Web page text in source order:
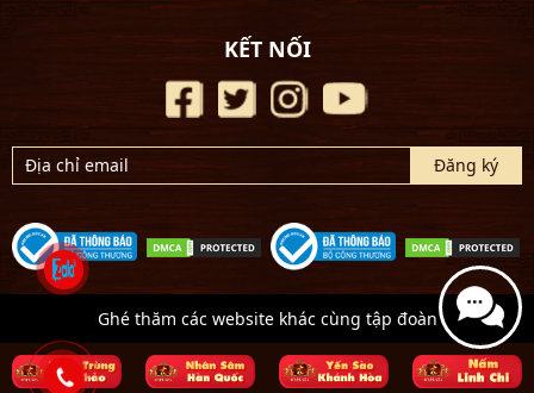
KẾT NỐI
Ghé thăm các website khác cùng tập đoàn